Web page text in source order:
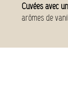
Cuvées avec
arômes de